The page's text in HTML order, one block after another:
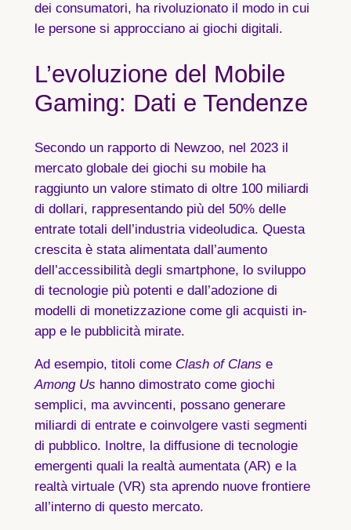
dei consumatori, ha rivoluzionato il modo in cui
le persone si approcciano ai giochi digitali.
L’evoluzione del Mobile
Gaming: Dati e Tendenze
Secondo un rapporto di Newzoo, nel 2023 il
mercato globale dei giochi su mobile ha
raggiunto un valore stimato di oltre 100 miliardi
di dollari, rappresentando più del 50% delle
entrate totali dell’industria videoludica. Questa
crescita è stata alimentata dall’aumento
dell’accessibilità degli smartphone, lo sviluppo
di tecnologie più potenti e dall’adozione di
modelli di monetizzazione come gli acquisti in-
app e le pubblicità mirate.
Ad esempio, titoli come Clash of Clans e
Among Us hanno dimostrato come giochi
semplici, ma avvincenti, possano generare
miliardi di entrate e coinvolgere vasti segmenti
di pubblico. Inoltre, la diffusione di tecnologie
emergenti quali la realtà aumentata (AR) e la
realtà virtuale (VR) sta aprendo nuove frontiere
all’interno di questo mercato.